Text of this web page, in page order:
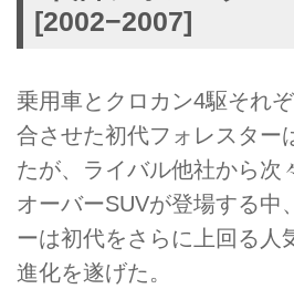
[2002−2007]
乗用車とクロカン4駆それ
合させた初代フォレスター
たが、ライバル他社から次
オーバーSUVが登場する中
ーは初代をさらに上回る人
進化を遂げた。